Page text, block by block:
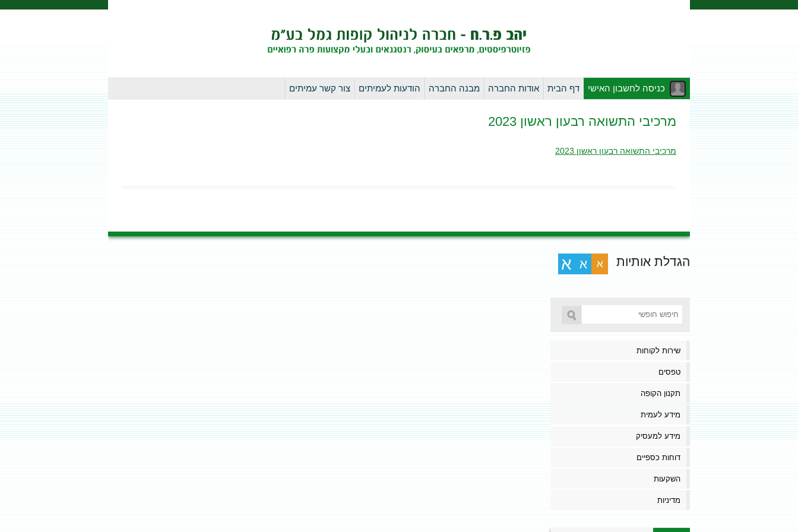
לדלג
כניסה לחשבון האישי דף הבית אודות החברה מבנה החברה הודעות לעמיתים צור קשר עמיתים
מרכיבי התשואה רבעון ראשון 2023
מרכיבי התשואה רבעון ראשון 2023
הגדלת אותיות א א א
שירות לקוחות
טפסים
תקנון הקופה
מידע לעמית
מידע למעסיק
דוחות כספיים
השקעות
מדיניות